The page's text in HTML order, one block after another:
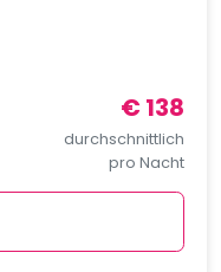
€ 138
durchschnittlich
pro Nacht